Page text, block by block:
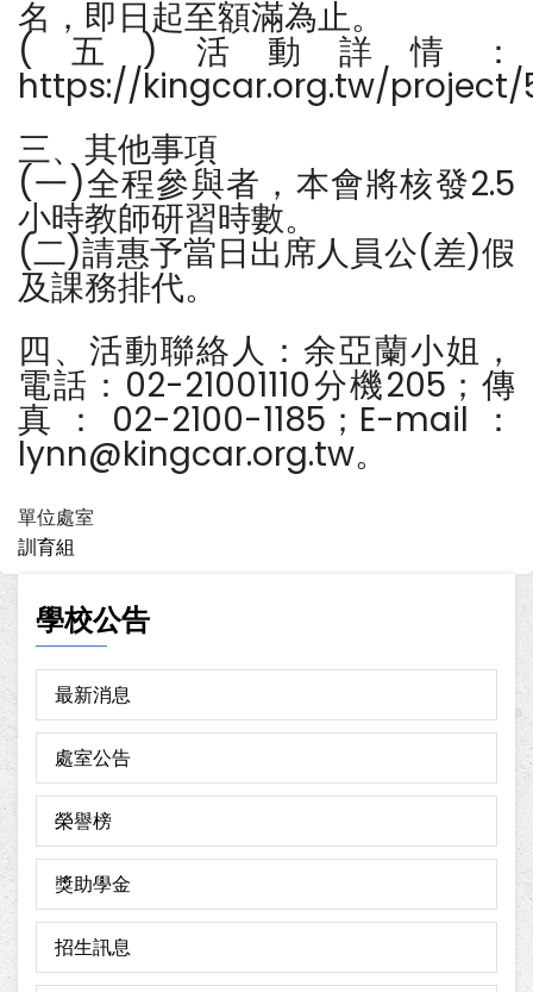
名，即日起至額滿為止。
(五)活動詳情：
https://kingcar.org.tw/project/
三、其他事項
(一)全程參與者，本會將核發2.5
小時教師研習時數。
(二)請惠予當日出席人員公(差)假
及課務排代。
四、活動聯絡人：余亞蘭小姐，
電話：02-21001110分機205；傳
真：02-2100-1185；E-mail：
lynn@kingcar.org.tw。
單位處室
訓育組
學校公告
最新消息
處室公告
榮譽榜
獎助學金
招生訊息